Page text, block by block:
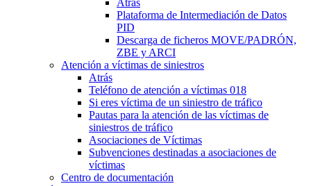
Atrás
Plataforma de Intermediación de Datos
PID
Descarga de ficheros MOVE/PADRÓN,
ZBE y ARCI
Atención a víctimas de siniestros
Atrás
Teléfono de atención a víctimas 018
Si eres víctima de un siniestro de tráfico
Pautas para la atención de las víctimas de
siniestros de tráfico
Asociaciones de Víctimas
Subvenciones destinadas a asociaciones de
víctimas
Centro de documentación